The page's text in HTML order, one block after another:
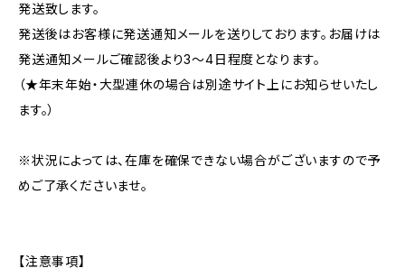
発送致します。
発送後はお客様に発送通知メールを送りしております。お届けは
発送通知メールご確認後より3〜4日程度となります。
（★年末年始・大型連休の場合は別途サイト上にお知らせいたし
ます。）
※状況によっては、在庫を確保できない場合がございますので予
めご了承くださいませ。
【注意事項】